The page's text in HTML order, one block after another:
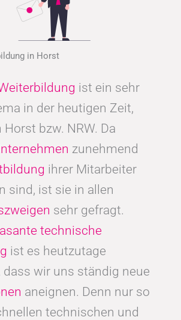
in Horst
ist ein sehr
in der heutigen Zeit,
bzw. NRW. Da
zunehmend
ihrer Mitarbeiter
sind, ist sie in allen
sehr gefragt.
technische
ist es heutzutage
wir uns ständig neue
aneignen. Denn nur so
technischen und